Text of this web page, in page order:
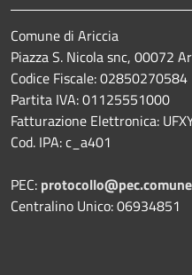
Comune di Ariccia
Piazza S. Nicola snc, 00072
Codice Fiscale: 02850270584
Partita IVA: 01125551000
Fatturazione Elettronica:
Cod. IPA: c_a401
PEC:
Centralino Unico: 06934851